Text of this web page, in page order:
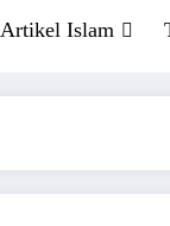
Artikel Islam